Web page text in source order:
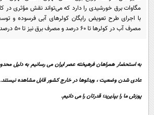
حوادث
سلامت
محیط زیست
سفر و تفریح
بین الملل
سیاست خارجی
فرهنگ و هنر
علمی
گوناگون
مگاوات برق خورشیدی را دارد که می‌تواند نقش مؤثری در
با اجرای طرح تعویض رایگان کولر‌های آبی فرسوده و
مصرف آب در کولر‌ها تا ۶۰ درصد و مصرف برق نیز تا ۵۰ درصد کاهش خواهد یافت.
به استحضار همراهان فرهیخته عصر ایران می رسانیم به دلیل
عادی شدن وضعیت ، ویدئوها در خارج کشور قابل مشاهده نیستند.
پوزش ما را بپذیرید؛ قدرتان را می دانیم.